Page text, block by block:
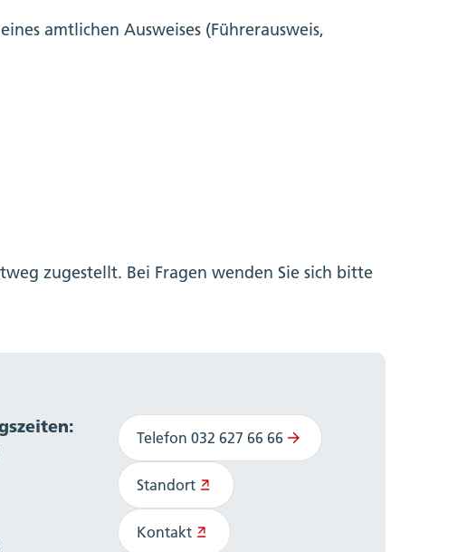
amtlichen Ausweises (Führerausweis,
zugestellt. Bei Fragen wenden Sie sich bitte
Telefon 032 627 66 66
Standort
Kontakt